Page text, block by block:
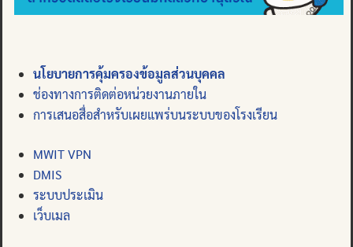
นโยบายการคุ้มครองข้อมูลส่วนบุคคล
ช่องทางการติดต่อหน่วยงานภายใน
การเสนอสื่อสำหรับเผยแพร่บนระบบของโรงเรียน
MWIT VPN
DMIS
ระบบประเมิน
เว็บเมล